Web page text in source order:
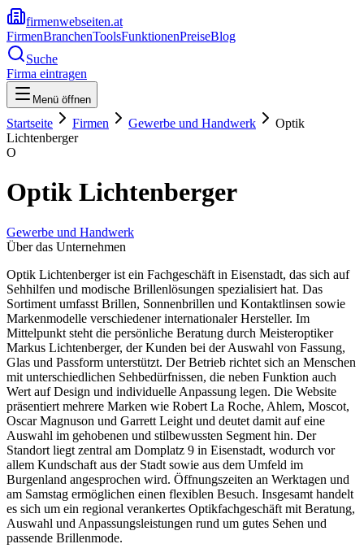
firmenwebseiten.at
FirmenBranchenToolsFunktionenPreiseBlog
Suche
Firma eintragen
Menü öffnen
Startseite Firmen Gewerbe und Handwerk
Optik
Lichtenberger
O
Optik Lichtenberger
Gewerbe und Handwerk
Über das Unternehmen
Optik Lichtenberger ist ein Fachgeschäft in Eisenstadt, das sich auf
Sehhilfen und modische Brillenlösungen spezialisiert hat. Das
Sortiment umfasst Brillen, Sonnenbrillen und Kontaktlinsen sowie
Markenmodelle verschiedener internationaler Hersteller. Im
Mittelpunkt steht die persönliche Beratung durch Meisteroptiker
Markus Lichtenberger, der Kunden bei der Auswahl von Fassung,
Glas und Passform unterstützt. Der Betrieb richtet sich an Menschen
mit unterschiedlichen Sehbedürfnissen, die neben Funktion auch
Wert auf Design und individuelle Anpassung legen. Die Website
präsentiert mehrere Marken wie Robert La Roche, Ahlem, Moscot,
Oscar Magnuson und Garrett Leight und deutet damit auf eine
Auswahl im gehobenen und stilbewussten Segment hin. Der
Standort liegt zentral am Domplatz 9 in Eisenstadt, wodurch vor
allem Kundschaft aus der Stadt sowie aus dem Umfeld im
Burgenland angesprochen wird. Öffnungszeiten an Werktagen und
am Samstag ermöglichen einen flexiblen Besuch. Insgesamt handelt
es sich um ein regional verankertes Optikfachgeschäft mit Beratung,
Auswahl und Anpassungsleistungen rund um gutes Sehen und
passende Brillenmode.